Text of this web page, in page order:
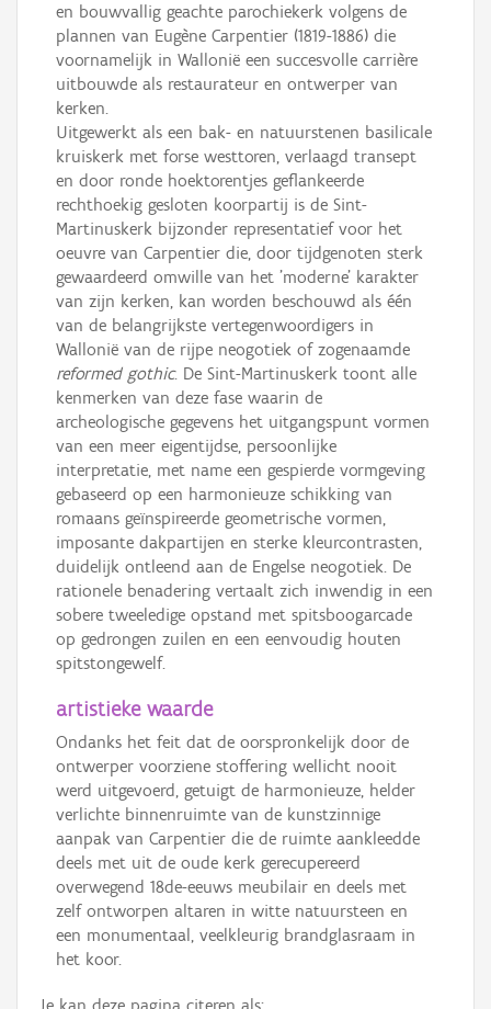
en bouwvallig geachte parochiekerk volgens de
plannen van Eugène Carpentier (1819-1886) die
voornamelijk in Wallonië een succesvolle carrière
uitbouwde als restaurateur en ontwerper van
kerken.
Uitgewerkt als een bak- en natuurstenen basilicale
kruiskerk met forse westtoren, verlaagd transept
en door ronde hoektorentjes geflankeerde
rechthoekig gesloten koorpartij is de Sint-
Martinuskerk bijzonder representatief voor het
oeuvre van Carpentier die, door tijdgenoten sterk
gewaardeerd omwille van het 'moderne' karakter
van zijn kerken, kan worden beschouwd als één
van de belangrijkste vertegenwoordigers in
Wallonië van de rijpe neogotiek of zogenaamde
reformed gothic. De Sint-Martinuskerk toont alle
kenmerken van deze fase waarin de
archeologische gegevens het uitgangspunt vormen
van een meer eigentijdse, persoonlijke
interpretatie, met name een gespierde vormgeving
gebaseerd op een harmonieuze schikking van
romaans geïnspireerde geometrische vormen,
imposante dakpartijen en sterke kleurcontrasten,
duidelijk ontleend aan de Engelse neogotiek. De
rationele benadering vertaalt zich inwendig in een
sobere tweeledige opstand met spitsboogarcade
op gedrongen zuilen en een eenvoudig houten
spitstongewelf.
artistieke waarde
Ondanks het feit dat de oorspronkelijk door de
ontwerper voorziene stoffering wellicht nooit
werd uitgevoerd, getuigt de harmonieuze, helder
verlichte binnenruimte van de kunstzinnige
aanpak van Carpentier die de ruimte aankleedde
deels met uit de oude kerk gerecupereerd
overwegend 18de-eeuws meubilair en deels met
zelf ontworpen altaren in witte natuursteen en
een monumentaal, veelkleurig brandglasraam in
het koor.